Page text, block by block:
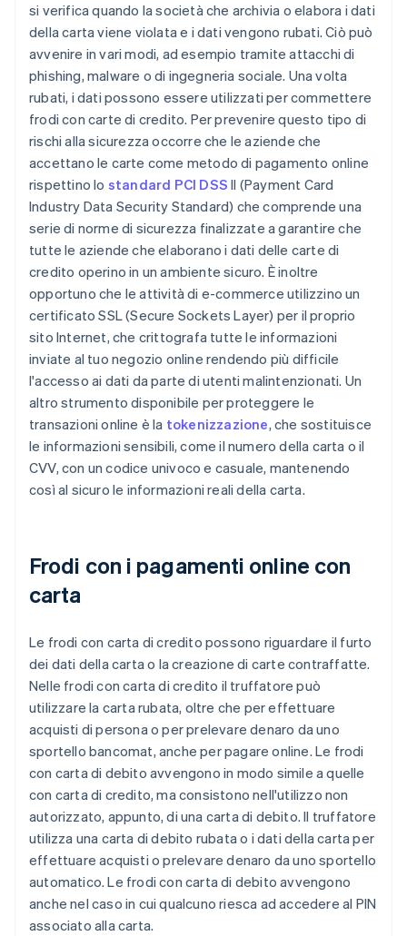
si verifica quando la società che archivia o elabora i dati
della carta viene violata e i dati vengono rubati. Ciò può
avvenire in vari modi, ad esempio tramite attacchi di
phishing, malware o di ingegneria sociale. Una volta
rubati, i dati possono essere utilizzati per commettere
frodi con carte di credito. Per prevenire questo tipo di
rischi alla sicurezza occorre che le aziende che
accettano le carte come metodo di pagamento online
rispettino lo standard PCI DSS Il (Payment Card
Industry Data Security Standard) che comprende una
serie di norme di sicurezza finalizzate a garantire che
tutte le aziende che elaborano i dati delle carte di
credito operino in un ambiente sicuro. È inoltre
opportuno che le attività di e-commerce utilizzino un
certificato SSL (Secure Sockets Layer) per il proprio
sito Internet, che crittografa tutte le informazioni
inviate al tuo negozio online rendendo più difficile
l'accesso ai dati da parte di utenti malintenzionati. Un
altro strumento disponibile per proteggere le
transazioni online è la tokenizzazione, che sostituisce
le informazioni sensibili, come il numero della carta o il
CVV, con un codice univoco e casuale, mantenendo
così al sicuro le informazioni reali della carta.
Frodi con i pagamenti online con
carta
Le frodi con carta di credito possono riguardare il furto
dei dati della carta o la creazione di carte contraffatte.
Nelle frodi con carta di credito il truffatore può
utilizzare la carta rubata, oltre che per effettuare
acquisti di persona o per prelevare denaro da uno
sportello bancomat, anche per pagare online. Le frodi
con carta di debito avvengono in modo simile a quelle
con carta di credito, ma consistono nell'utilizzo non
autorizzato, appunto, di una carta di debito. Il truffatore
utilizza una carta di debito rubata o i dati della carta per
effettuare acquisti o prelevare denaro da uno sportello
automatico. Le frodi con carta di debito avvengono
anche nel caso in cui qualcuno riesca ad accedere al PIN
associato alla carta.